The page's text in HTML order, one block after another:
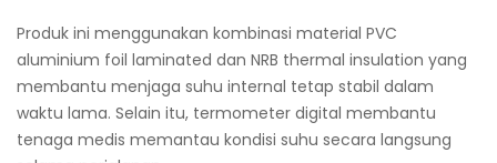
Produk ini menggunakan kombinasi material PVC
aluminium foil laminated dan NRB thermal insulation yang
membantu menjaga suhu internal tetap stabil dalam
waktu lama. Selain itu, termometer digital membantu
tenaga medis memantau kondisi suhu secara langsung